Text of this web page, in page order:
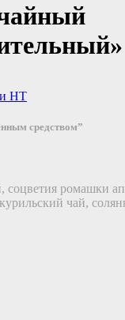
НТ
средством”
соцветия ромашки
чай,